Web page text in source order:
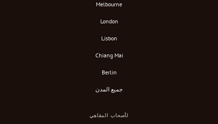
Melbourne
London
Lisbon
Chiang Mai
Berlin
جميع المدن
لأصحاب المقاهي